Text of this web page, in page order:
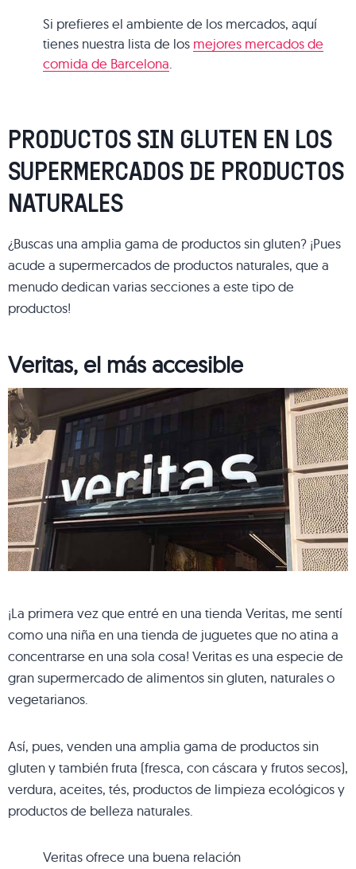
Si prefieres el ambiente de los mercados, aquí
tienes nuestra lista de los mejores mercados de
comida de Barcelona
PRODUCTOS SIN GLUTEN EN LOS
SUPERMERCADOS DE PRODUCTOS
NATURALES
¿Buscas una amplia gama de productos sin gluten? ¡Pues
acude a supermercados de productos naturales, que a
menudo dedican varias secciones a este tipo de
productos!
Veritas, el más accesible
¡La primera vez que entré en una tienda Veritas, me sentí
como una niña en una tienda de juguetes que no atina a
concentrarse en una sola cosa! Veritas es una especie de
gran supermercado de alimentos sin gluten, naturales o
vegetarianos.
Así, pues, venden una amplia gama de productos sin
gluten y también fruta (fresca, con cáscara y frutos secos),
verdura, aceites, tés, productos de limpieza ecológicos y
productos de belleza naturales.
Veritas ofrece una buena relación